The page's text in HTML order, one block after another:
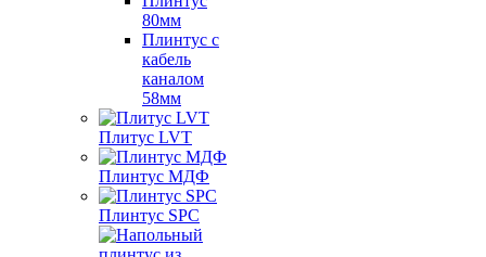
80мм
Плинтус с
кабель
каналом
58мм
Плитус LVT
Плинтус МДФ
Плинтус SPC